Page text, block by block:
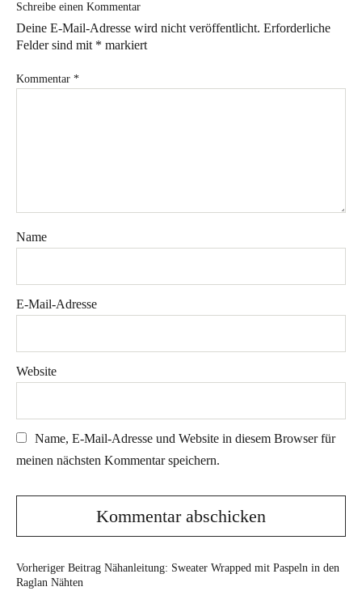
Instagram
&
Schreibe einen Kommentar
Deine E-Mail-Adresse wird nicht veröffentlicht. Erforderliche
Felder sind mit * markiert
Kommentar *
Name
E-Mail-Adresse
Website
Name, E-Mail-Adresse und Website in diesem Browser für
meinen nächsten Kommentar speichern.
Vorheriger Beitrag Nähanleitung: Sweater Wrapped mit Paspeln in den
Raglan Nähten